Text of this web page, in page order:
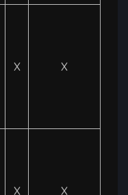
X X
X X